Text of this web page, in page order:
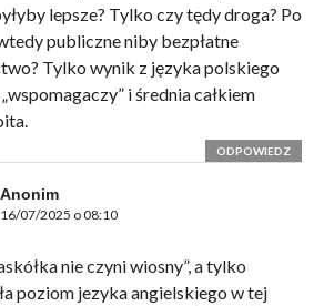
lepsze? Tylko czy tędy droga? Po
publiczne niby bezpłatne
Tylko wynik z języka polskiego
i średnia całkiem
ODPOWIEDZ
Anonim
16/07/2025 o 08:10
nie czyni wiosny”, a tylko
poziom jezyka angielskiego w tej